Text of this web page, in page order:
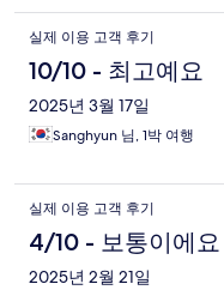
실제 이용 고객 후기
10/10 - 최고예요
2025년 3월 17일
Sanghyun 님, 1박 여행
실제 이용 고객 후기
4/10 - 보통이에요
2025년 2월 21일